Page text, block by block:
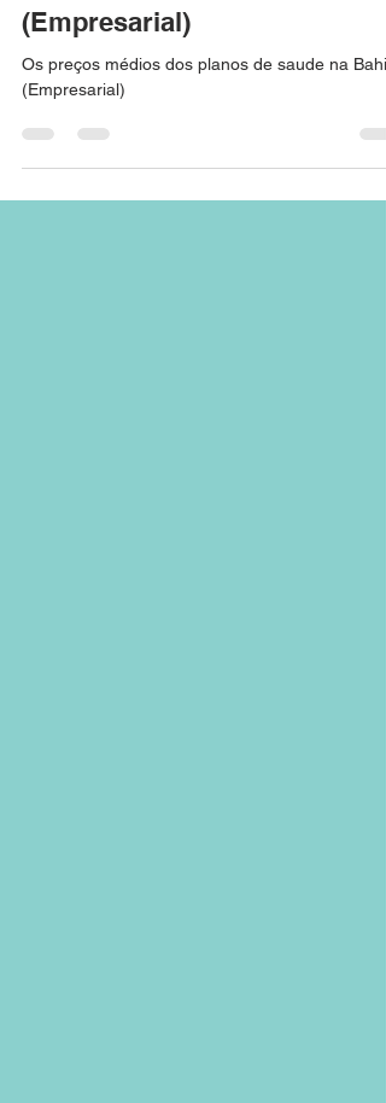
Os preços médios dos planos
de saude na Bahia
(Empresarial)